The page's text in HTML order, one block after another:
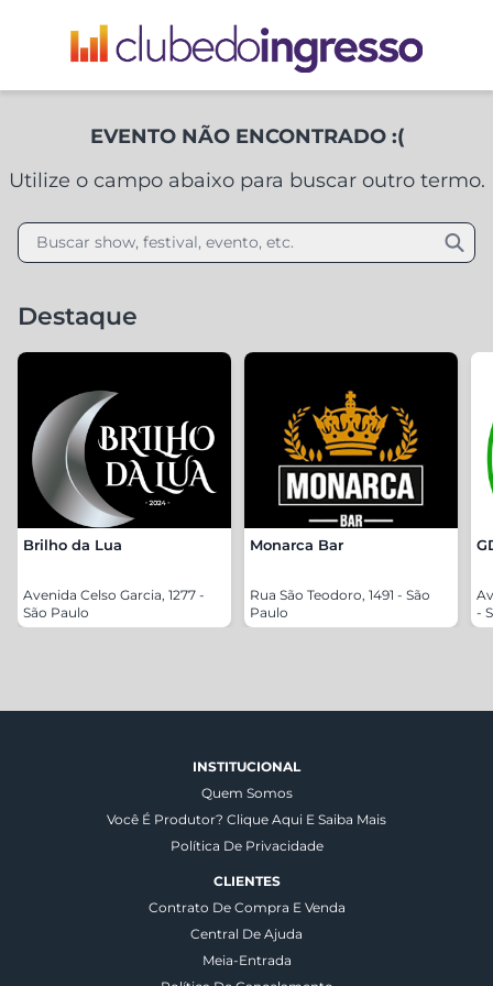
EVENTO NÃO ENCONTRADO :(
Utilize o campo abaixo para buscar outro termo.
Buscar show, festival, evento, etc.
Destaque
Brilho da Lua
Avenida Celso Garcia, 1277 -
São Paulo
Monarca Bar
Rua São Teodoro, 1491 - São
Paulo
-
INSTITUCIONAL
Quem Somos
Você É Produtor? Clique Aqui E Saiba Mais
Política De Privacidade
CLIENTES
Contrato De Compra E Venda
Central De Ajuda
Meia-Entrada